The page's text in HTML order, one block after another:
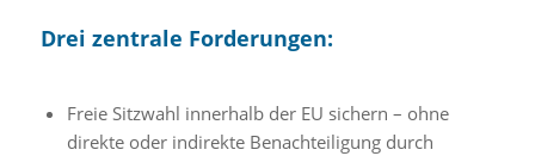
Drei zentrale Forderungen:
Freie Sitzwahl innerhalb der EU sichern – ohne
direkte oder indirekte Benachteiligung durch